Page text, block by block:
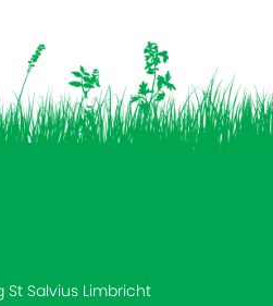
Salvius Limbricht